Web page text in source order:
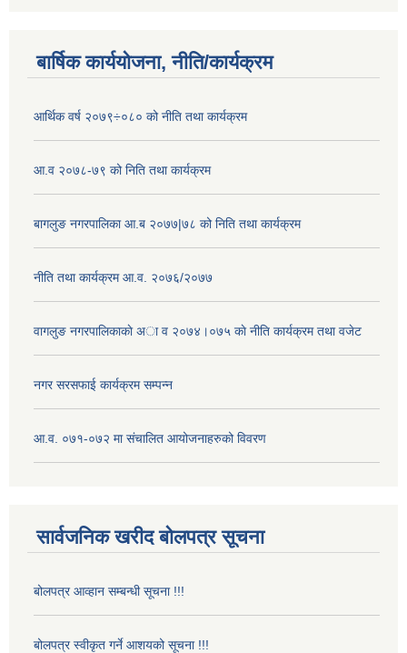
बार्षिक कार्ययोजना, नीति/कार्यक्रम
आर्थिक वर्ष २०७९÷०८० को नीति तथा कार्यक्रम
आ.व २०७८-७९ को निति तथा कार्यक्रम
बागलुङ नगरपालिका आ.ब २०७७|७८ को निति तथा कार्यक्रम
नीति तथा कार्यक्रम आ.व. २०७६/२०७७
वागलुङ नगरपालिकाकाे अा‍ व २०७४।०७५ काे नीति कार्यक्रम तथा वजेट
नगर सरसफाई कार्यक्रम सम्पन्न
आ.व. ०७१-०७२ मा संचालित आयोजनाहरुको विवरण
सार्वजनिक खरीद बोलपत्र सूचना
बोलपत्र आव्हान सम्बन्धी सूचना !!!
बोलपत्र स्वीकृत गर्ने आशयको सूचना !!!